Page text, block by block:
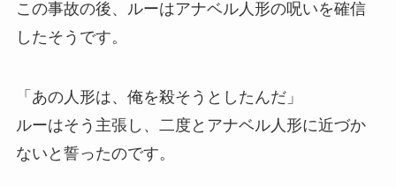
この事故の後、ルーはアナベル人形の呪いを確信
したそうです。
「あの人形は、俺を殺そうとしたんだ」
ルーはそう主張し、二度とアナベル人形に近づか
ないと誓ったのです。